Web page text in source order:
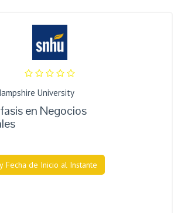
University
en Negocios
Fecha de Inicio al Instante